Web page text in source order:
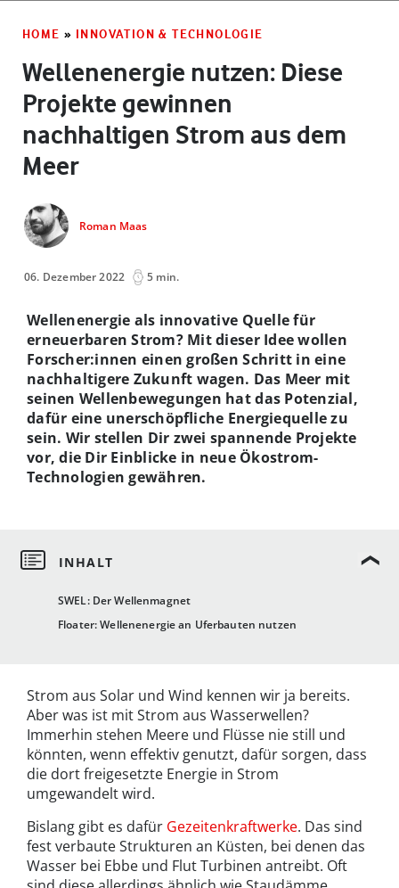
HOME » INNOVATION & TECHNOLOGIE
Wellenenergie nutzen: Diese
Projekte gewinnen
nachhaltigen Strom aus dem
Meer
Roman Maas
06. Dezember 2022 5 min.
SWEL: Der Wellenmagnet
Floater: Wellenenergie an Uferbauten nutzen
Wellenenergie als innovative Quelle für
erneuerbaren Strom? Mit dieser Idee wollen
Forscher:innen einen großen Schritt in eine
nachhaltigere Zukunft wagen. Das Meer mit
seinen Wellenbewegungen hat das Potenzial,
dafür eine unerschöpfliche Energiequelle zu
sein. Wir stellen Dir zwei spannende Projekte
vor, die Dir Einblicke in neue Ökostrom-
Technologien gewähren.
Strom aus Solar und Wind kennen wir ja bereits.
Aber was ist mit Strom aus Wasserwellen?
Immerhin stehen Meere und Flüsse nie still und
könnten, wenn effektiv genutzt, dafür sorgen, dass
die dort freigesetzte Energie in Strom
umgewandelt wird.
Bislang gibt es dafür Gezeitenkraftwerke. Das sind
fest verbaute Strukturen an Küsten, bei denen das
Wasser bei Ebbe und Flut Turbinen antreibt. Oft